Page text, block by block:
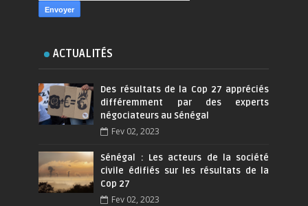
ACTUALITÉS
Des résultats de la Cop 27 appréciés
différemment par des experts
négociateurs au Sénégal
Fev 02, 2023
Sénégal : Les acteurs de la société
civile édifiés sur les résultats de la
Cop 27
Fev 02, 2023